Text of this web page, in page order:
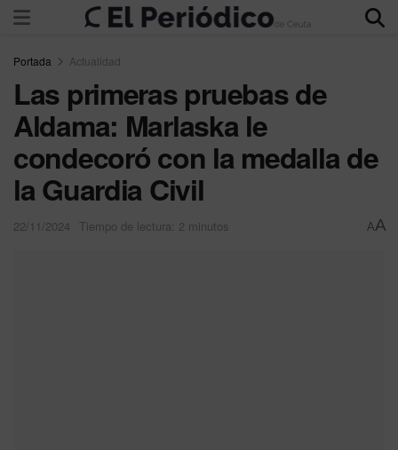
Portada Actualidad
Las primeras pruebas de
Aldama: Marlaska le
condecoró con la medalla de
la Guardia Civil
22/11/2024 Tiempo de lectura: 2 minutos AA